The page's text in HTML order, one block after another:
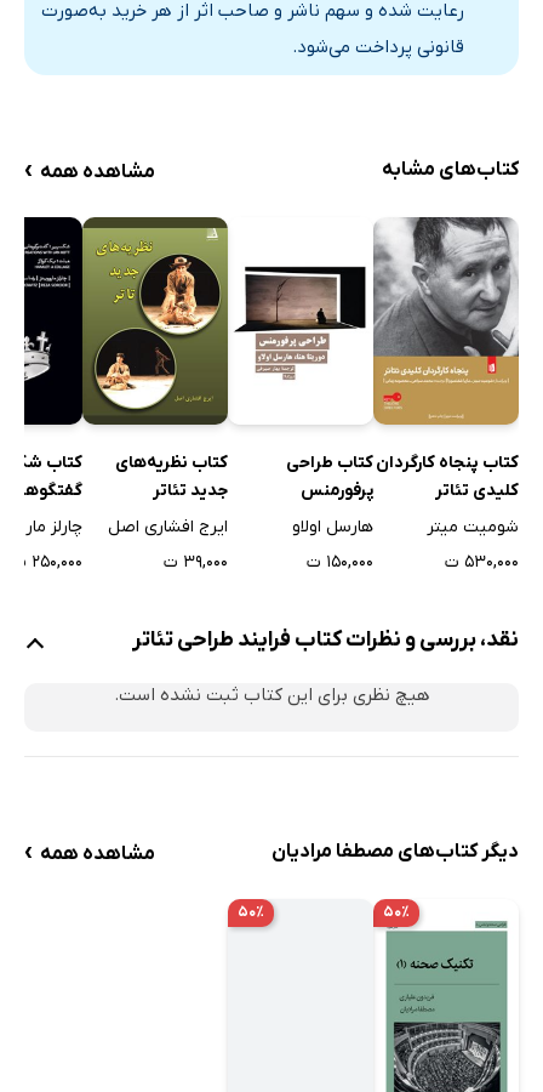
رعایت شده و سهم ناشر و صاحب اثر از هر خرید به‌صورت
قانونی پرداخت می‌شود.
کتاب‌های مشابه مشاهده همه ›
کتاب پنجاه کارگردان
کلیدی تئاتر
شومیت میتر
۵۳۰,۰۰۰ ت
کتاب طراحی
پرفورمنس
هارسل اولاو
۱۵۰,۰۰۰ ت
کتاب نظریه‌های
جدید تئاتر
ایرج افشاری اصل
۳۹,۰۰۰ ت
کتاب
گفتگوهایی
کات
چارلز
۲۵۰,۰۰۰ ت
نقد، بررسی و نظرات کتاب فرایند طراحی تئاتر
هیچ نظری برای این کتاب ثبت نشده است.
دیگر کتاب‌های مصطفا مرادیان مشاهده همه ›
۵۰٪ ۵۰٪